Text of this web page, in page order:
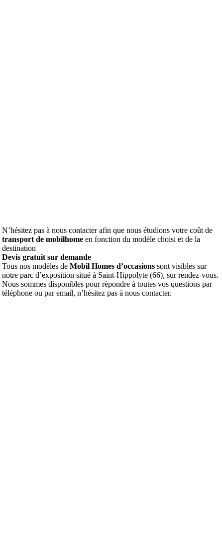
N’hésitez pas à nous contacter afin que nous étudions votre coût de
transport de mobilhomeen fonction du modèle choisi et de la
destination
Devis gratuit sur demande
Tous nos modèles de Mobil Homes d’occasionssont visibles sur
notre parc d’exposition situé à Saint-Hippolyte (66), sur rendez-vous.
Nous sommes disponibles pour répondre à toutes vos questions par
téléphone ou par email, n’hésitez pas à nous contacter.